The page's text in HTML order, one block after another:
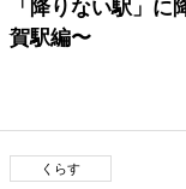
「降りない駅」に
賀駅編〜
くらす